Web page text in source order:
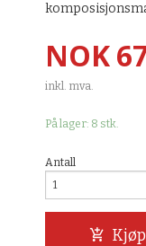
Pris
NOK
inkl. mva.
På lager: 8 stk.
Antall
Kjøp